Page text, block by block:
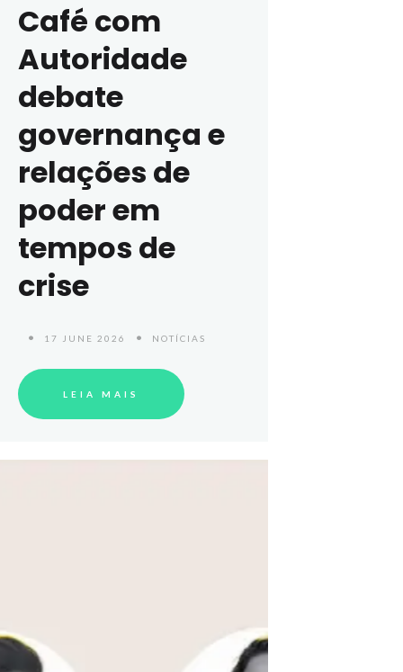
Café com
Autoridade
debate
governança e
relações de
poder em
tempos de
crise
17 JUNE 2026 NOTÍCIAS
LEIA MAIS